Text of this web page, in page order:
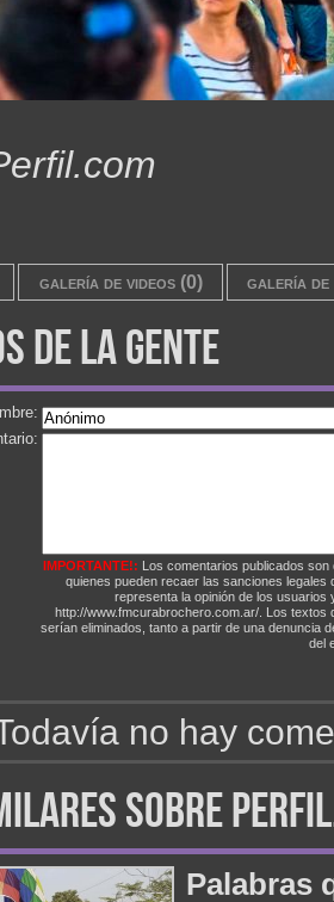
galería de videos (0) galería de
de la gente
IMPORTANTE!: Los comentarios publicados
quienes pueden recaer las sanciones
representa la opinión de los
http://www.fmcurabrochero.com.ar/. Los textos
serían eliminados, tanto a partir de una denuncia
del
no hay
sobre
Palabras